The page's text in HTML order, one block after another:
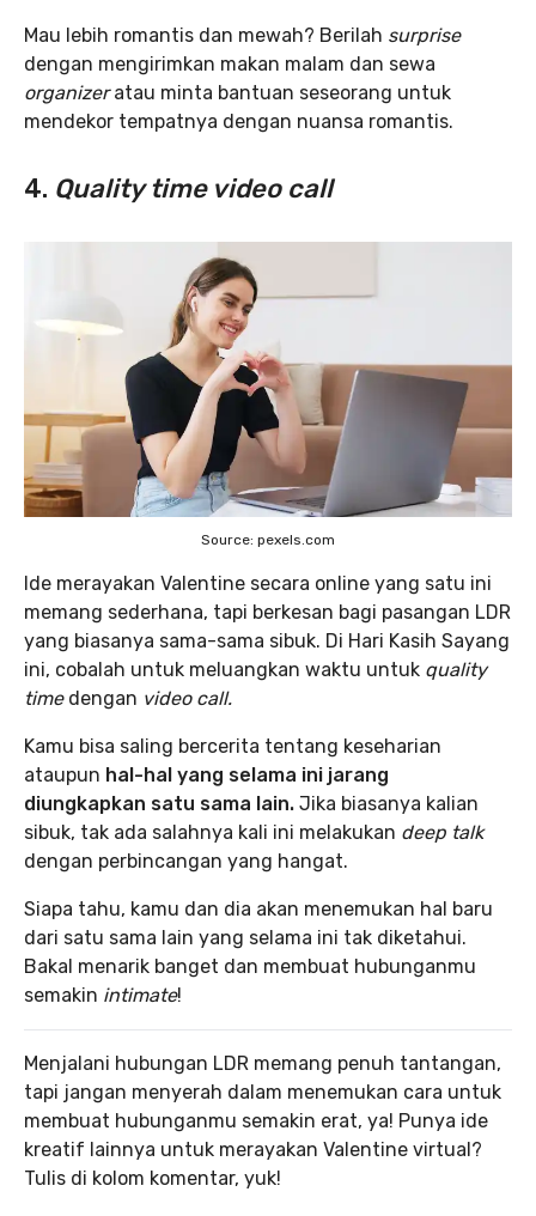
Mau lebih romantis dan mewah? Berilah surprise
dengan mengirimkan makan malam dan sewa
organizeratau minta bantuan seseorang untuk
mendekor tempatnya dengan nuansa romantis.
4. Quality time video call
Source: pexels.com
Ide merayakan Valentine secara online yang satu ini
memang sederhana, tapi berkesan bagi pasangan LDR
yang biasanya sama-sama sibuk. Di Hari Kasih Sayang
ini, cobalah untuk meluangkan waktu untuk quality
timedengan video call.
Kamu bisa saling bercerita tentang keseharian
ataupun hal-hal yang selama ini jarang
diungkapkan satu sama lain. Jika biasanya kalian
sibuk, tak ada salahnya kali ini melakukan deep talk
dengan perbincangan yang hangat.
Siapa tahu, kamu dan dia akan menemukan hal baru
dari satu sama lain yang selama ini tak diketahui.
Bakal menarik banget dan membuat hubunganmu
semakin intimate!
Menjalani hubungan LDR memang penuh tantangan,
tapi jangan menyerah dalam menemukan cara untuk
membuat hubunganmu semakin erat, ya! Punya ide
kreatif lainnya untuk merayakan Valentine virtual?
Tulis di kolom komentar, yuk!